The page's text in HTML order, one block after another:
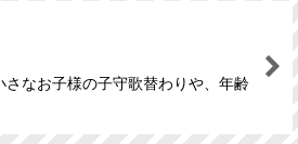
なお子様の子守歌替わりや、年齢